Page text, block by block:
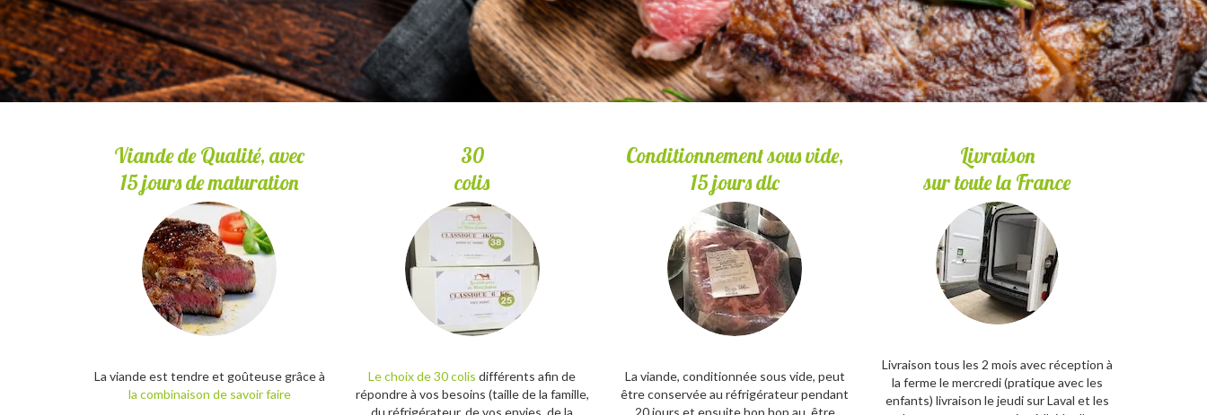
Viande de Qualité, avec
15 jours de maturation
La viande est tendre et goûteuse grâce à
la combinaison de savoir faire
30
colis
Le choix de 30 colis différents afin de
répondre à vos besoins (taille de la famille,
du réfrigérateur, de vos envies, de la
Conditionnement sous vide,
15 jours dlc
La viande, conditionnée sous vide, peut
être conservée au réfrigérateur pendant
20 jours et ensuite hop hop au être
Livraison
sur toute la France
Livraison tous les 2 mois avec réception à
la ferme le mercredi (pratique avec les
enfants) livraison le jeudi sur Laval et les